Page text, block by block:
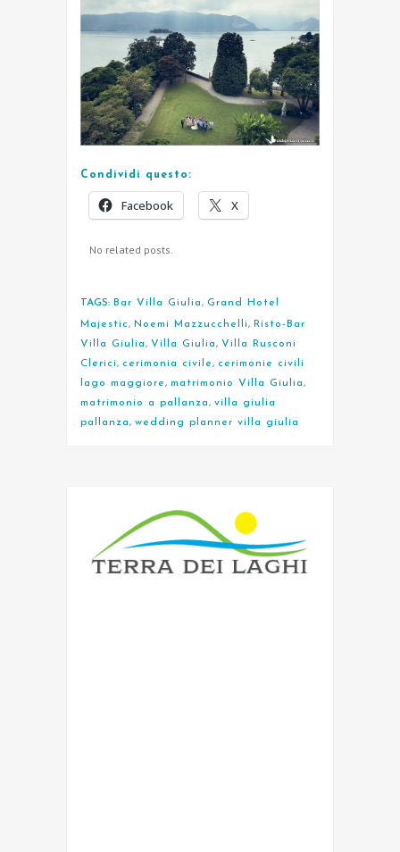
Condividi questo:
Facebook X
No related posts.
TAGS: Bar Villa Giulia, Grand Hotel
Majestic, Noemi Mazzucchelli, Risto-Bar
Villa Giulia, Villa Giulia, Villa Rusconi
Clerici, cerimonia civile, cerimonie civili
lago maggiore, matrimonio Villa Giulia,
matrimonio a pallanza, villa giulia
pallanza, wedding planner villa giulia